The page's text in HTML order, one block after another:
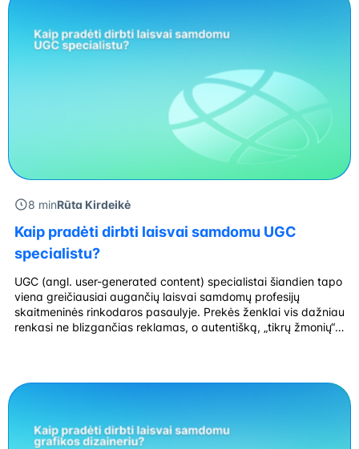
8 minRūta Kirdeikė
Kaip pradėti dirbti laisvai samdomu UGC
specialistu?
UGC (angl. user-generated content) specialistai šiandien tapo
viena greičiausiai augančių laisvai samdomų profesijų
skaitmeninės rinkodaros pasaulyje. Prekės ženklai vis dažniau
renkasi ne blizgančias reklamas, o autentišką, „tikrų žmonių“
kurie […]